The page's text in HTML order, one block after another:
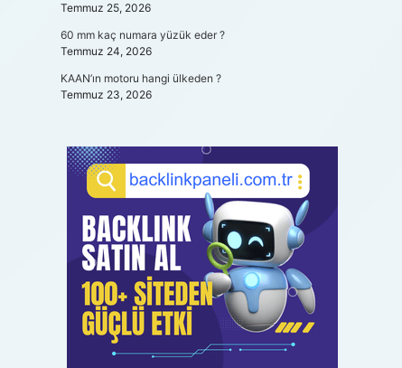
Temmuz 25, 2026
60 mm kaç numara yüzük eder ?
Temmuz 24, 2026
KAAN’ın motoru hangi ülkeden ?
Temmuz 23, 2026